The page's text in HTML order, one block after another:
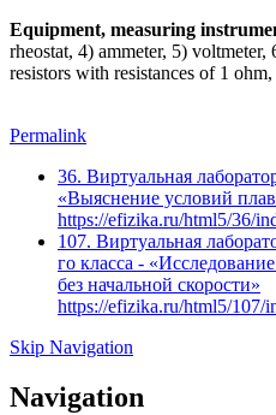
Equipment, measuring
rheostat, 4) ammeter, 5)
resistors with resistances of 1
Permalink
36. Виртуальная
«Выяснение условий
https://efizika.ru/html5/36/
107. Виртуальная
го класса -
без начальной скорости»
https://efizika.ru/html5/107/
Skip Navigation
Navigation